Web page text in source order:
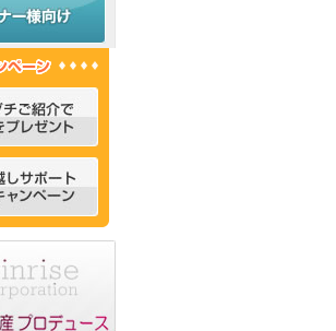
京区賃貸お得
マンション☆
京区賃貸おし
イナーズマン
京区賃貸お得
物件☆